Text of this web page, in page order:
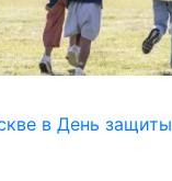
в День защиты